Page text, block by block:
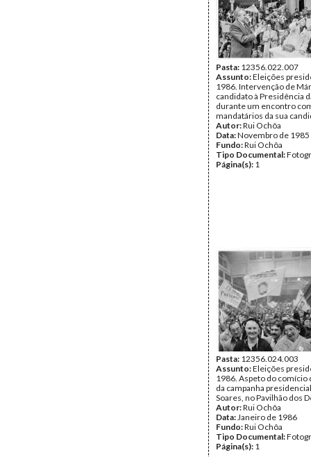
Pasta: 12356.022.007
Assunto:Eleições
1986. Intervenção de
candidato à Presidência
durante um encontro
mandatários da sua
Autor:Rui Ochôa
Data:Novembro de 1985
Fundo:Rui Ochôa
Tipo Documental:
Página(s): 1
Pasta: 12356.024.003
Assunto:Eleições
1986. Aspeto do comício
da campanha
Soares, no Pavilhão dos
Autor:Rui Ochôa
Data:Janeiro de 1986
Fundo:Rui Ochôa
Tipo Documental:
Página(s): 1